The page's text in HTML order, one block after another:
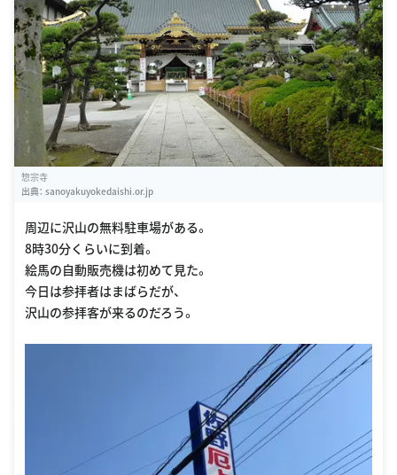
惣宗寺
出典： sanoyakuyokedaishi.or.jp
周辺に沢山の無料駐車場がある。
8時30分くらいに到着。
絵馬の自動販売機は初めて見た。
今日は参拝者はまばらだが、
沢山の参拝客が来るのだろう。